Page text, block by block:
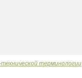
технической терминологии